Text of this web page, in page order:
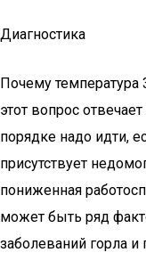
Диагностика
Почему температура
этот вопрос
порядке надо идти,
присутствует
пониженная
может быть ряд
заболеваний горла и